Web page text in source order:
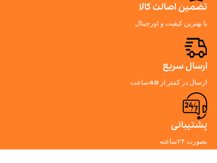
تضمین اصالت کالا
با بهترین کیفیت و اورجینال
ارسال سریع
ارسال در کمتر از 48ساعت
پشتیبانی
بصورت ۲۴ساعته